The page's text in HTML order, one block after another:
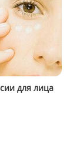
для лица